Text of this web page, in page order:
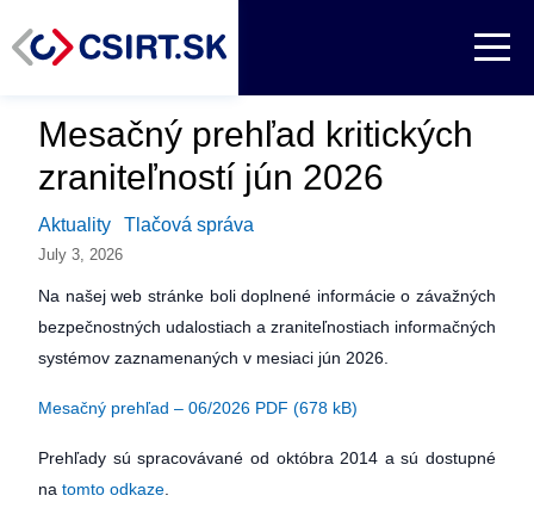
Mesačný prehľad kritických
zraniteľností jún 2026
Aktuality Tlačová správa
July 3, 2026
Na našej web stránke boli doplnené informácie o závažných
bezpečnostných udalostiach a zraniteľnostiach informačných
systémov zaznamenaných v mesiaci jún 2026.
Mesačný prehľad – 06/2026 PDF (678 kB)
Prehľady sú spracovávané od októbra 2014 a sú dostupné
na tomto odkaze